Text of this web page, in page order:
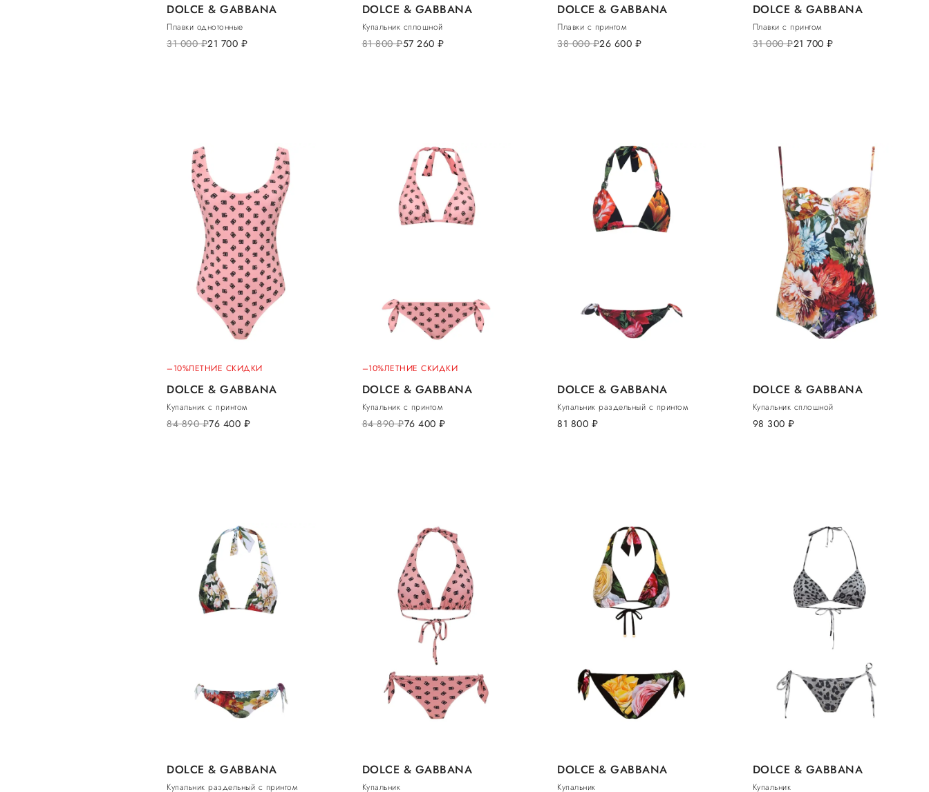
DOLCE & GABBANA
Плавки однотонные
31 000руб.21 700 руб.
DOLCE & GABBANA
Купальник сплошной
81 800руб.57 260 руб.
DOLCE & GABBANA
Плавки с принтом
38 000руб.26 600 руб.
DOLCE & GABBANA
Плавки с принтом
31 000руб.21 700 руб.
–10%ЛЕТНИЕ СКИДКИ
DOLCE & GABBANA
Купальник с принтом
84 890руб.76 400 руб.
–10%ЛЕТНИЕ СКИДКИ
DOLCE & GABBANA
Купальник с принтом
84 890руб.76 400 руб.
DOLCE & GABBANA
Купальник раздельный с принтом
81 800 руб.
DOLCE & GABBANA
Купальник сплошной
98 300 руб.
DOLCE & GABBANA
Купальник раздельный с принтом
DOLCE & GABBANA
Купальник
DOLCE & GABBANA
Купальник
DOLCE & GABBANA
Купальник